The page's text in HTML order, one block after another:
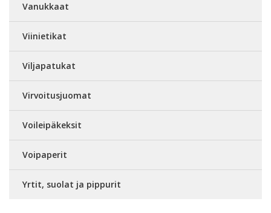
Vanukkaat
Viinietikat
Viljapatukat
Virvoitusjuomat
Voileipäkeksit
Voipaperit
Yrtit, suolat ja pippurit